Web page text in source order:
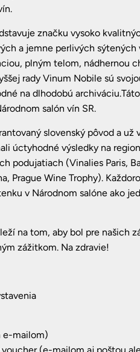
značku vysoko
a jemne perlivých sýtených
plným telom, nádhernou
rady Vinum Nobile sú
na dlhodobú
salón vín SR.
slovenský pôvod a už
úctyhodné výsledky na
podujatiach (Vinalies Paris,
Prague Wine Trophy).
v Národnom salóne ako
na tom, aby bol pre našich
zážitkom. Na zdravie!
e-mailom)
(e-mailom aj poštou